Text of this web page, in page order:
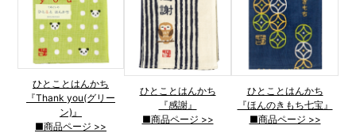
ひとことはんかち
『Thank you(グリー
ン)』
■商品ページ >>
ひとことはんかち
『感謝』
■商品ページ >>
ひとことはんかち
『ほんのきもち七宝』
■商品ページ >>